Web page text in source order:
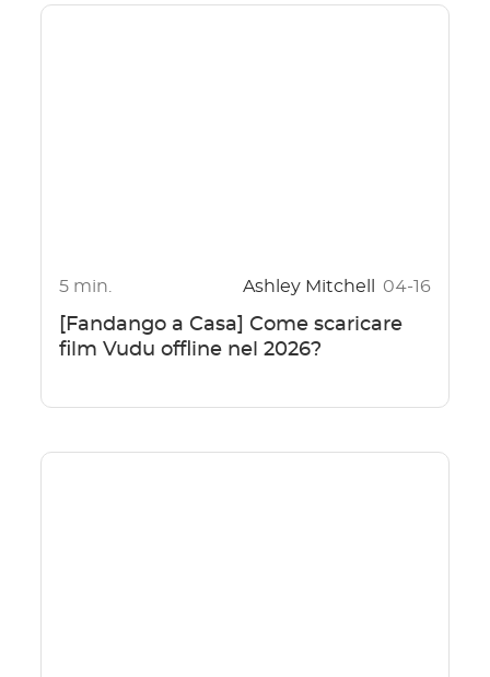
5 min. Ashley Mitchell 04-16
[Fandango a Casa] Come scaricare
film Vudu offline nel 2026?